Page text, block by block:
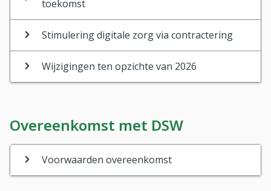
toekomst
Stimulering digitale zorg via contractering
Wijzigingen ten opzichte van 2026
Overeenkomst met DSW
Voorwaarden overeenkomst